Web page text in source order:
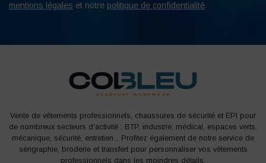
mentions légales et notre politique de confidentialité.
Vente de vêtements professionnels, chaussures de sécurité et EPI pour
de nombreux secteurs d'activité : BTP, industrie, médical, espaces verts,
mécanique, sécurité, entretien... Profitez également de notre service de
sérigraphie, broderie et transfert pour personnaliser vos vêtements
professionnels dans les moindres détails.